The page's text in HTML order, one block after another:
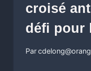
croisé
défi pour
Par